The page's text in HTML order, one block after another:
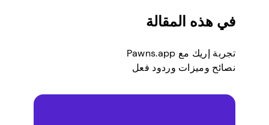
في هذه المقالة
تجربة إريك مع Pawns.app
نصائح وميزات وردود فعل